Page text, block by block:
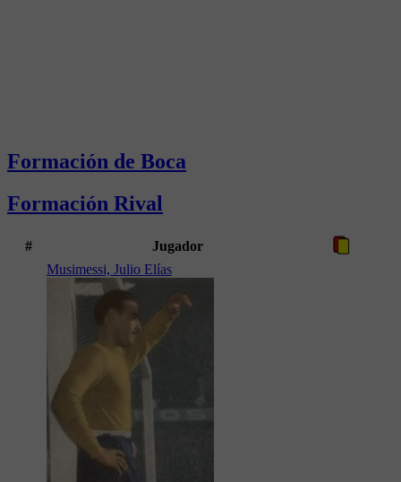
Formación de Boca
Formación Rival
#
Jugador
Musimessi, Julio Elías